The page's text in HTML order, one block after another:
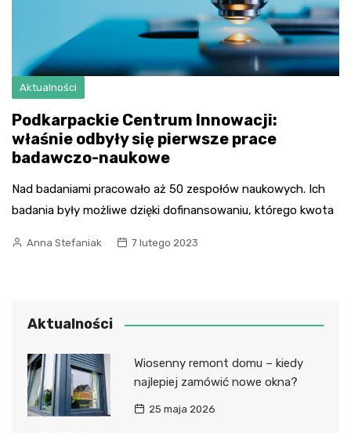
Aktualności
Podkarpackie Centrum Innowacji:
właśnie odbyły się pierwsze prace
badawczo-naukowe
Nad badaniami pracowało aż 50 zespołów naukowych. Ich
badania były możliwe dzięki dofinansowaniu, którego kwota
Anna Stefaniak 7 lutego 2023
Aktualności
Wiosenny remont domu – kiedy
najlepiej zamówić nowe okna?
25 maja 2026